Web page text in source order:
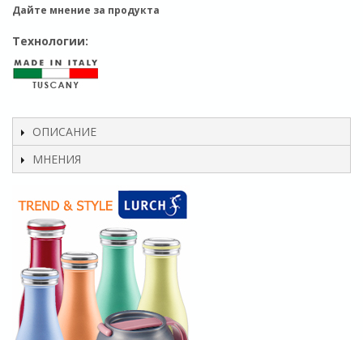
Дайте мнение за продукта
Технологии:
ОПИСАНИЕ
МНЕНИЯ